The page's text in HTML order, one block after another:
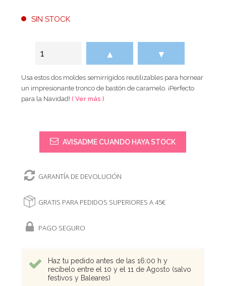
SIN STOCK
▲ ▼
Usa estos dos moldes semirrígidos reutilizables para hornear
un impresionante tronco de bastón de caramelo. ¡Perfecto
para la Navidad!( Ver más )
AVISADME CUANDO HAYA STOCK
GARANTÍA DE DEVOLUCIÓN
GRATIS PARA PEDIDOS SUPERIORES A 45€
PAGO SEGURO
Haz tu pedido antes de las 16:00 h y
recíbelo entre el 10 y el 11 de Agosto (salvo
festivos y Baleares)